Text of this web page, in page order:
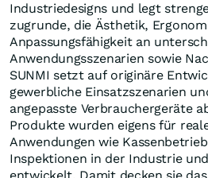
Industriedesigns und legt
zugrunde, die Ästhetik,
Anpassungsfähigkeit an
Anwendungsszenarien sowie
SUNMI setzt auf originäre
gewerbliche Einsatzszenarien
angepasste Verbrauchergeräte
Produkte wurden eigens für
Anwendungen wie
Inspektionen in der Industrie